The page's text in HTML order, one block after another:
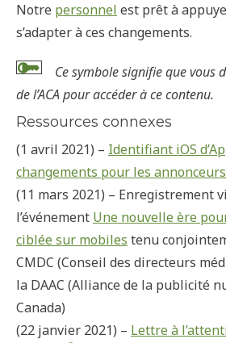
Notre personnel est prêt à
s’adapter à ces changements.
Ce symbole signifie que vous
de l’ACA pour accéder à ce contenu.
Ressources connexes
(1 avril 2021) – Identifiant iOS
changements pour les annonceurs
(11 mars 2021) – Enregistrement
l’événement Une nouvelle ère
ciblée sur mobiles tenu
CMDC (Conseil des directeurs
la DAAC (Alliance de la publicité
Canada)
(22 janvier 2021) – Lettre à